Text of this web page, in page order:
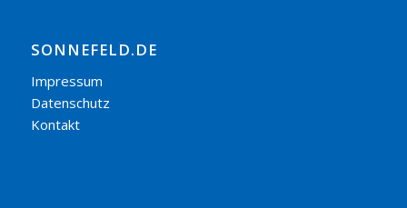
SONNEFELD.DE
Impressum
Datenschutz
Kontakt